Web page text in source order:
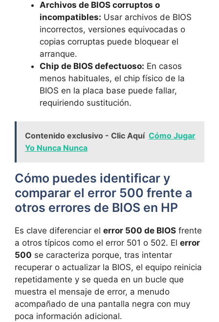
Archivos de BIOS corruptos o
incompatibles: Usar archivos de BIOS
incorrectos, versiones equivocadas o
copias corruptas puede bloquear el
arranque.
Chip de BIOS defectuoso: En casos
menos habituales, el chip físico de la
BIOS en la placa base puede fallar,
requiriendo sustitución.
Contenido exclusivo - Clic Aquí Cómo Jugar
Yo Nunca Nunca
Cómo puedes identificar y
comparar el error 500 frente a
otros errores de BIOS en HP
Es clave diferenciar el error 500 de BIOS frente
a otros típicos como el error 501 o 502. El error
500 se caracteriza porque, tras intentar
recuperar o actualizar la BIOS, el equipo reinicia
repetidamente y se queda en un bucle que
muestra el mensaje de error, a menudo
acompañado de una pantalla negra con muy
poca información adicional.